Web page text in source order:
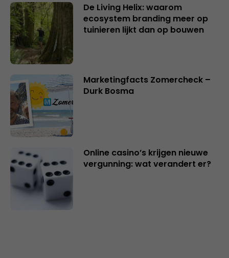
De Living Helix: waarom
ecosystem branding meer op
tuinieren lijkt dan op bouwen
Marketingfacts Zomercheck –
Durk Bosma
Online casino’s krijgen nieuwe
vergunning: wat verandert er?